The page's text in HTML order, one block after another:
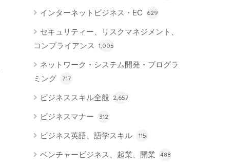
インターネットビジネス・EC 629
セキュリティー、リスクマネジメント、
コンプライアンス 1,005
ネットワーク・システム開発・プログラ
ミング
717
ビジネススキル全般 2,657
ビジネスマナー 312
ビジネス英語、語学スキル 115
ベンチャービジネス、起業、開業 488